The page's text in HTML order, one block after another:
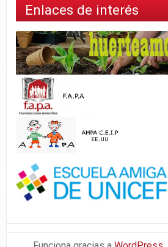
Enlaces de interés